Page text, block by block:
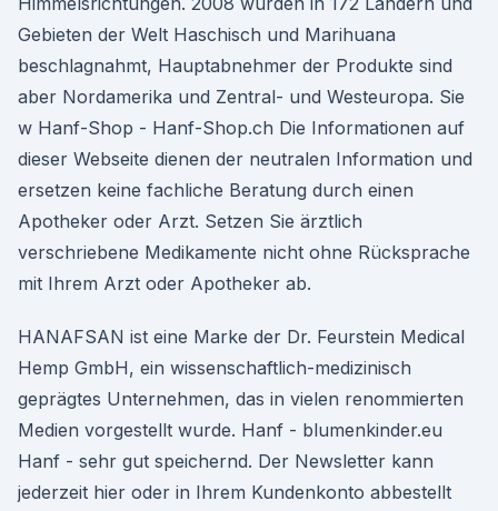
Gebieten der Welt Haschisch und Marihuana
beschlagnahmt, Hauptabnehmer der Produkte sind
aber Nordamerika und Zentral- und Westeuropa. Sie
w Hanf-Shop - Hanf-Shop.ch Die Informationen auf
dieser Webseite dienen der neutralen Information und
ersetzen keine fachliche Beratung durch einen
Apotheker oder Arzt. Setzen Sie ärztlich
verschriebene Medikamente nicht ohne Rücksprache
mit Ihrem Arzt oder Apotheker ab.
HANAFSAN ist eine Marke der Dr. Feurstein Medical
Hemp GmbH, ein wissenschaftlich-medizinisch
geprägtes Unternehmen, das in vielen renommierten
Medien vorgestellt wurde. Hanf - blumenkinder.eu
Hanf - sehr gut speichernd. Der Newsletter kann
jederzeit hier oder in Ihrem Kundenkonto abbestellt